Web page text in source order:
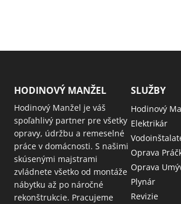
HODINOVÝ MANŽEL
Hodinový Manžel je váš
spoľahlivý partner pre všetky
opravy, údržbu a remeselné
práce v domácnosti. S našimi
skúsenými majstrami
zvládnete všetko od montáže
nábytku až po náročné
rekonštrukcie. Pracujeme
SLUŽBY
Hodinový
Elektrikár
Oprava
Oprava
Plynár
Revizie